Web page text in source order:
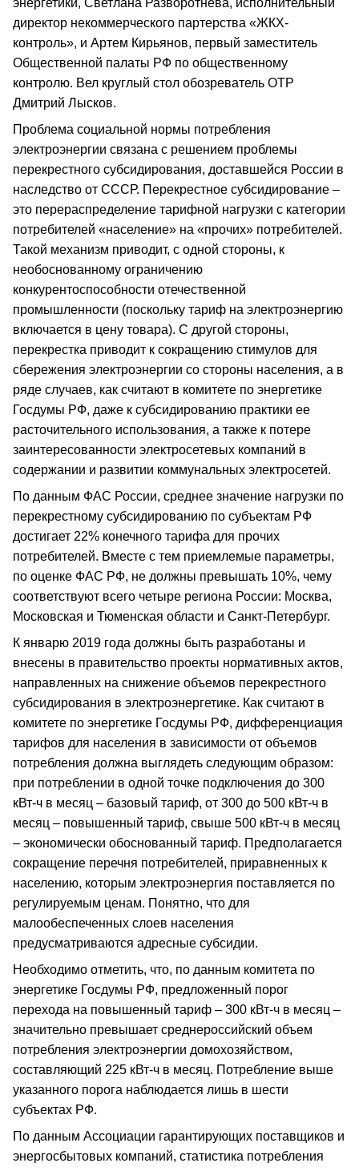
энергетики, Светлана Разворотнева, исполнительный
директор некоммерческого партерства «ЖКХ-
контроль», и Артем Кирьянов, первый заместитель
Общественной палаты РФ по общественному
контролю. Вел круглый стол обозреватель ОТР
Дмитрий Лысков.
Проблема социальной нормы потребления
электроэнергии связана с решением проблемы
перекрестного субсидирования, доставшейся России в
наследство от СССР. Перекрестное субсидирование –
это перераспределение тарифной нагрузки с категории
потребителей «население» на «прочих» потребителей.
Такой механизм приводит, с одной стороны, к
необоснованному ограничению
конкурентоспособности отечественной
промышленности (поскольку тариф на электроэнергию
включается в цену товара). С другой стороны,
перекрестка приводит к сокращению стимулов для
сбережения электроэнергии со стороны населения, а в
ряде случаев, как считают в комитете по энергетике
Госдумы РФ, даже к субсидированию практики ее
расточительного использования, а также к потере
заинтересованности электросетевых компаний в
содержании и развитии коммунальных электросетей.
По данным ФАС России, среднее значение нагрузки по
перекрестному субсидированию по субъектам РФ
достигает 22% конечного тарифа для прочих
потребителей. Вместе с тем приемлемые параметры,
по оценке ФАС РФ, не должны превышать 10%, чему
соответствуют всего четыре региона России: Москва,
Московская и Тюменская области и Санкт-Петербург.
К январю 2019 года должны быть разработаны и
внесены в правительство проекты нормативных актов,
направленных на снижение объемов перекрестного
субсидирования в электроэнергетике. Как считают в
комитете по энергетике Госдумы РФ, дифференциация
тарифов для населения в зависимости от объемов
потребления должна выглядеть следующим образом:
при потреблении в одной точке подключения до 300
кВт-ч в месяц – базовый тариф, от 300 до 500 кВт-ч в
месяц – повышенный тариф, свыше 500 кВт-ч в месяц
– экономически обоснованный тариф. Предполагается
сокращение перечня потребителей, приравненных к
населению, которым электроэнергия поставляется по
регулируемым ценам. Понятно, что для
малообеспеченных слоев населения
предусматриваются адресные субсидии.
Необходимо отметить, что, по данным комитета по
энергетике Госдумы РФ, предложенный порог
перехода на повышенный тариф – 300 кВт-ч в месяц –
значительно превышает среднероссийский объем
потребления электроэнергии домохозяйством,
составляющий 225 кВт-ч в месяц. Потребление выше
указанного порога наблюдается лишь в шести
субъектах РФ.
По данным Ассоциации гарантирующих поставщиков и
энергосбытовых компаний, статистика потребления